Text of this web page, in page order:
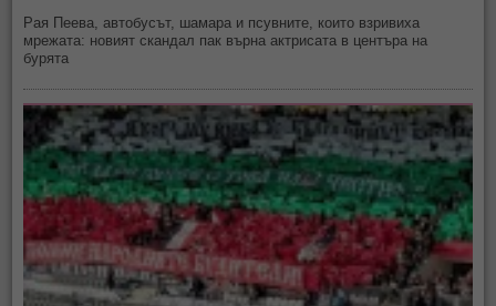
Рая Пеева, автобусът, шамара и псувните, които взривиха
мрежата: новият скандал пак върна актрисата в центъра на
бурята